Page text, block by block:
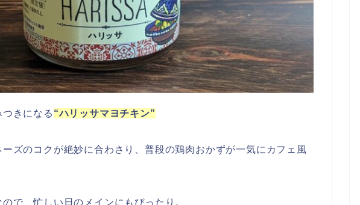
きになる “ハリッサマヨチキン”
ズのコクが絶妙に合わさり、普段の鶏肉おかずが一気にカフェ風
で、忙しい日のメインにもぴったり。